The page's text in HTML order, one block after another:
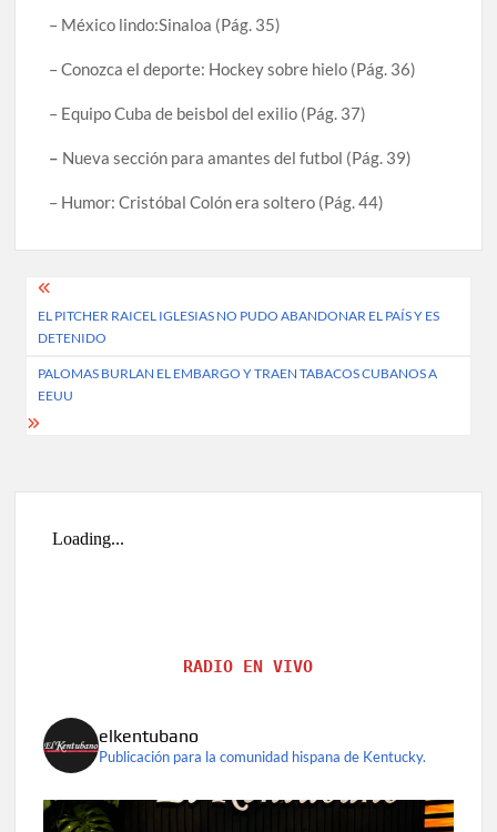
– México lindo:Sinaloa (Pág. 35)
– Conozca el deporte: Hockey sobre hielo (Pág. 36)
– Equipo Cuba de beisbol del exilio (Pág. 37)
– Nueva sección para amantes del futbol (Pág. 39)
– Humor: Cristóbal Colón era soltero (Pág. 44)
Post
navigation
EL PITCHER RAICEL IGLESIAS NO PUDO ABANDONAR EL PAÍS Y ES
DETENIDO
PALOMAS BURLAN EL EMBARGO Y TRAEN TABACOS CUBANOS A
EEUU
RADIO EN VIVO
elkentubano
Publicación para la comunidad hispana de Kentucky.